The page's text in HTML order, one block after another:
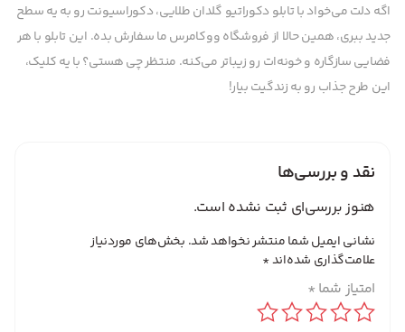
اگه دلت می‌خواد با تابلو دکوراتیو گلدان طلایی، دکوراسیونت رو به یه سطح
جدید ببری، همین حالا از فروشگاه ووکامرس ما سفارش بده. این تابلو با هر
فضایی سازگاره و خونه‌ات رو زیباتر می‌کنه. منتظر چی هستی؟ با یه کلیک،
این طرح جذاب رو به زندگیت بیار!
نقد و بررسی‌ها
هنوز بررسی‌ای ثبت نشده است.
نشانی ایمیل شما منتشر نخواهد شد. بخش‌های موردنیاز
علامت‌گذاری شده‌اند*
امتیاز شما *